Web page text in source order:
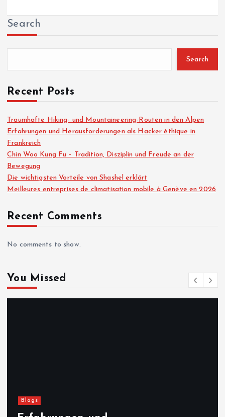
Search
Search
Recent Posts
Traumhafte Hiking- und Mountaineering-Routen in den Alpen
Erfahrungen und Herausforderungen als Hacker éthique in
Frankreich
Chin Woo Kung Fu – Tradition, Disziplin und Freude an der
Bewegung
Die wichtigsten Vorteile von Shashel erklärt
Meilleures entreprises de climatisation mobile à Genève en 2026
Recent Comments
No comments to show.
You Missed
Blogs